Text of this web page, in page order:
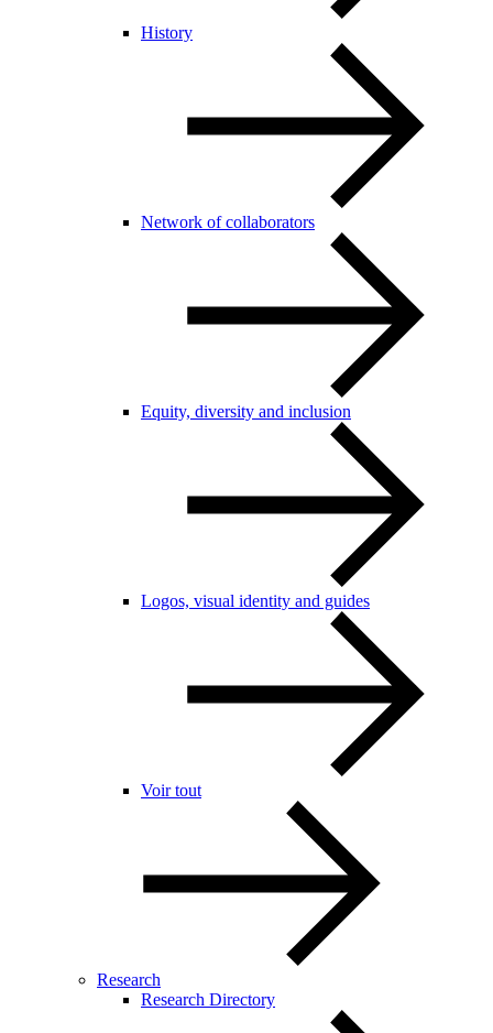
History
Network of collaborators
Equity, diversity and inclusion
Logos, visual identity and guides
Voir tout
Research
Research Directory